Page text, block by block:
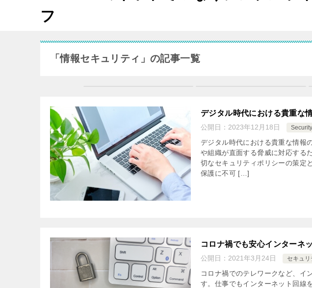
フ
「情報セキュリティ」の記事一覧
デジタル時代における貴重な
公開日： 2023年12月18日 Security
デジタル時代における貴重な情報
や組織が直面する脅威に対応する
切なセキュリティポリシーの策定
保護に不可 […]
コロナ禍でも安心インターネ
公開日： 2021年3月24日 セキュリ
コロナ禍でのテレワークなど、イ
す。仕事でもインターネット回線